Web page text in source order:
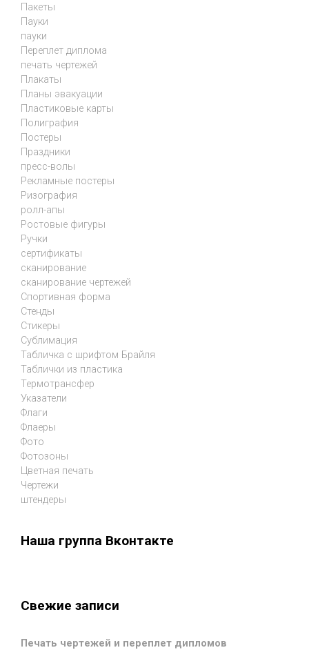
Пакеты
Пауки
пауки
Переплет диплома
печать чертежей
Плакаты
Планы эвакуации
Пластиковые карты
Полиграфия
Постеры
Праздники
пресс-волы
Рекламные постеры
Ризография
ролл-апы
Ростовые фигуры
Ручки
сертификаты
сканирование
сканирование чертежей
Спортивная форма
Стенды
Стикеры
Сублимация
Табличка с шрифтом Брайля
Таблички из пластика
Термотрансфер
Указатели
Флаги
Флаеры
Фото
Фотозоны
Цветная печать
Чертежи
штендеры
Наша группа Вконтакте
Свежие записи
Печать чертежей и переплет дипломов